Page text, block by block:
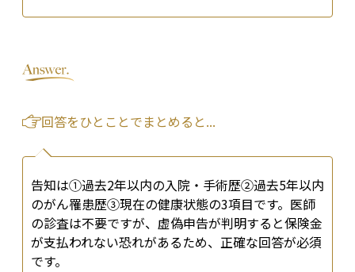
回答をひとことでまとめると...
告知は①過去2年以内の入院・手術歴②過去5年以内
のがん罹患歴③現在の健康状態の3項目です。医師
の診査は不要ですが、虚偽申告が判明すると保険金
が支払われない恐れがあるため、正確な回答が必須
です。